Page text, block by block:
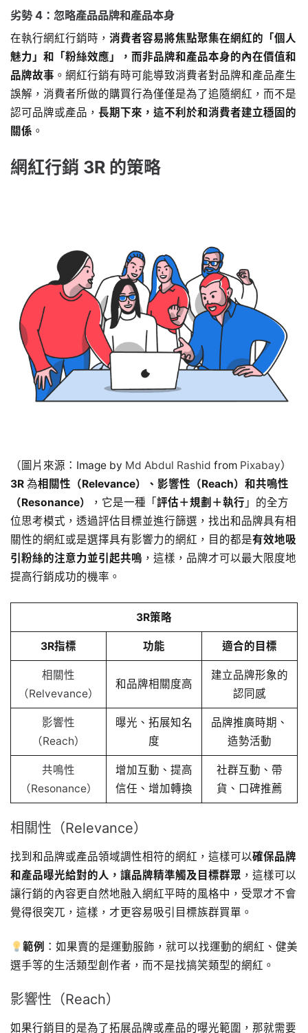
劣勢 4：忽略產品品牌和產品本身
在執行網紅行銷時， 消費者容易將焦點聚集在網紅的「個人
魅力」和「粉絲效應」，而非品牌和產品本身的內在價值和
品牌故事 。網紅行銷有時可能導致消費者對品牌和產品產生
誤解，消費者所做的購買行為僅僅是為了追隨網紅，而不是
認可品牌或產品， 長期下來，這不利於和消費者建立穩固的
關係 。
網紅行銷 3R 的策略
（圖片來源：Image by Md Abdul Rashid from Pixabay）
3R 為相關性（Relevance）、影響性（Reach）和共鳴性
（Resonance）
，它是一種「 評估＋規劃＋執行 」的全方
位思考模式，透過評估目標並進行篩選，找出和品牌具有相
關性的網紅或是選擇具有影響力的網紅，目的都是有效地吸
引粉絲的注意力並引起共鳴 ，這樣，品牌才可以最大限度地
提高行銷成功的機率。
3R策略
3R指標 功能 適合的目標
相關性
（Relvevance）
和品牌相關度高
建立品牌形象的
認同感
影響性
（Reach）
曝光、拓展知名
度
品牌推廣時期、
造勢活動
共鳴性
（Resonance）
增加互動、提高
信任、增加轉換
社群互動、帶
貨、口碑推薦
相關性（Relevance）
找到和品牌或產品領域調性相符的網紅，這樣可以確保品牌
和產品曝光給對的人，讓品牌精準觸及目標群眾 ，這樣可以
讓行銷的內容更自然地融入網紅平時的風格中，受眾才不會
覺得很突兀，這樣，才更容易吸引目標族群買單。
範例 ：如果賣的是運動服飾，就可以找運動的網紅、健美
選手等的生活類型創作者，而不是找搞笑類型的網紅。
影響性（Reach）
如果行銷目的是為了拓展品牌或產品的曝光範圍，那就需要